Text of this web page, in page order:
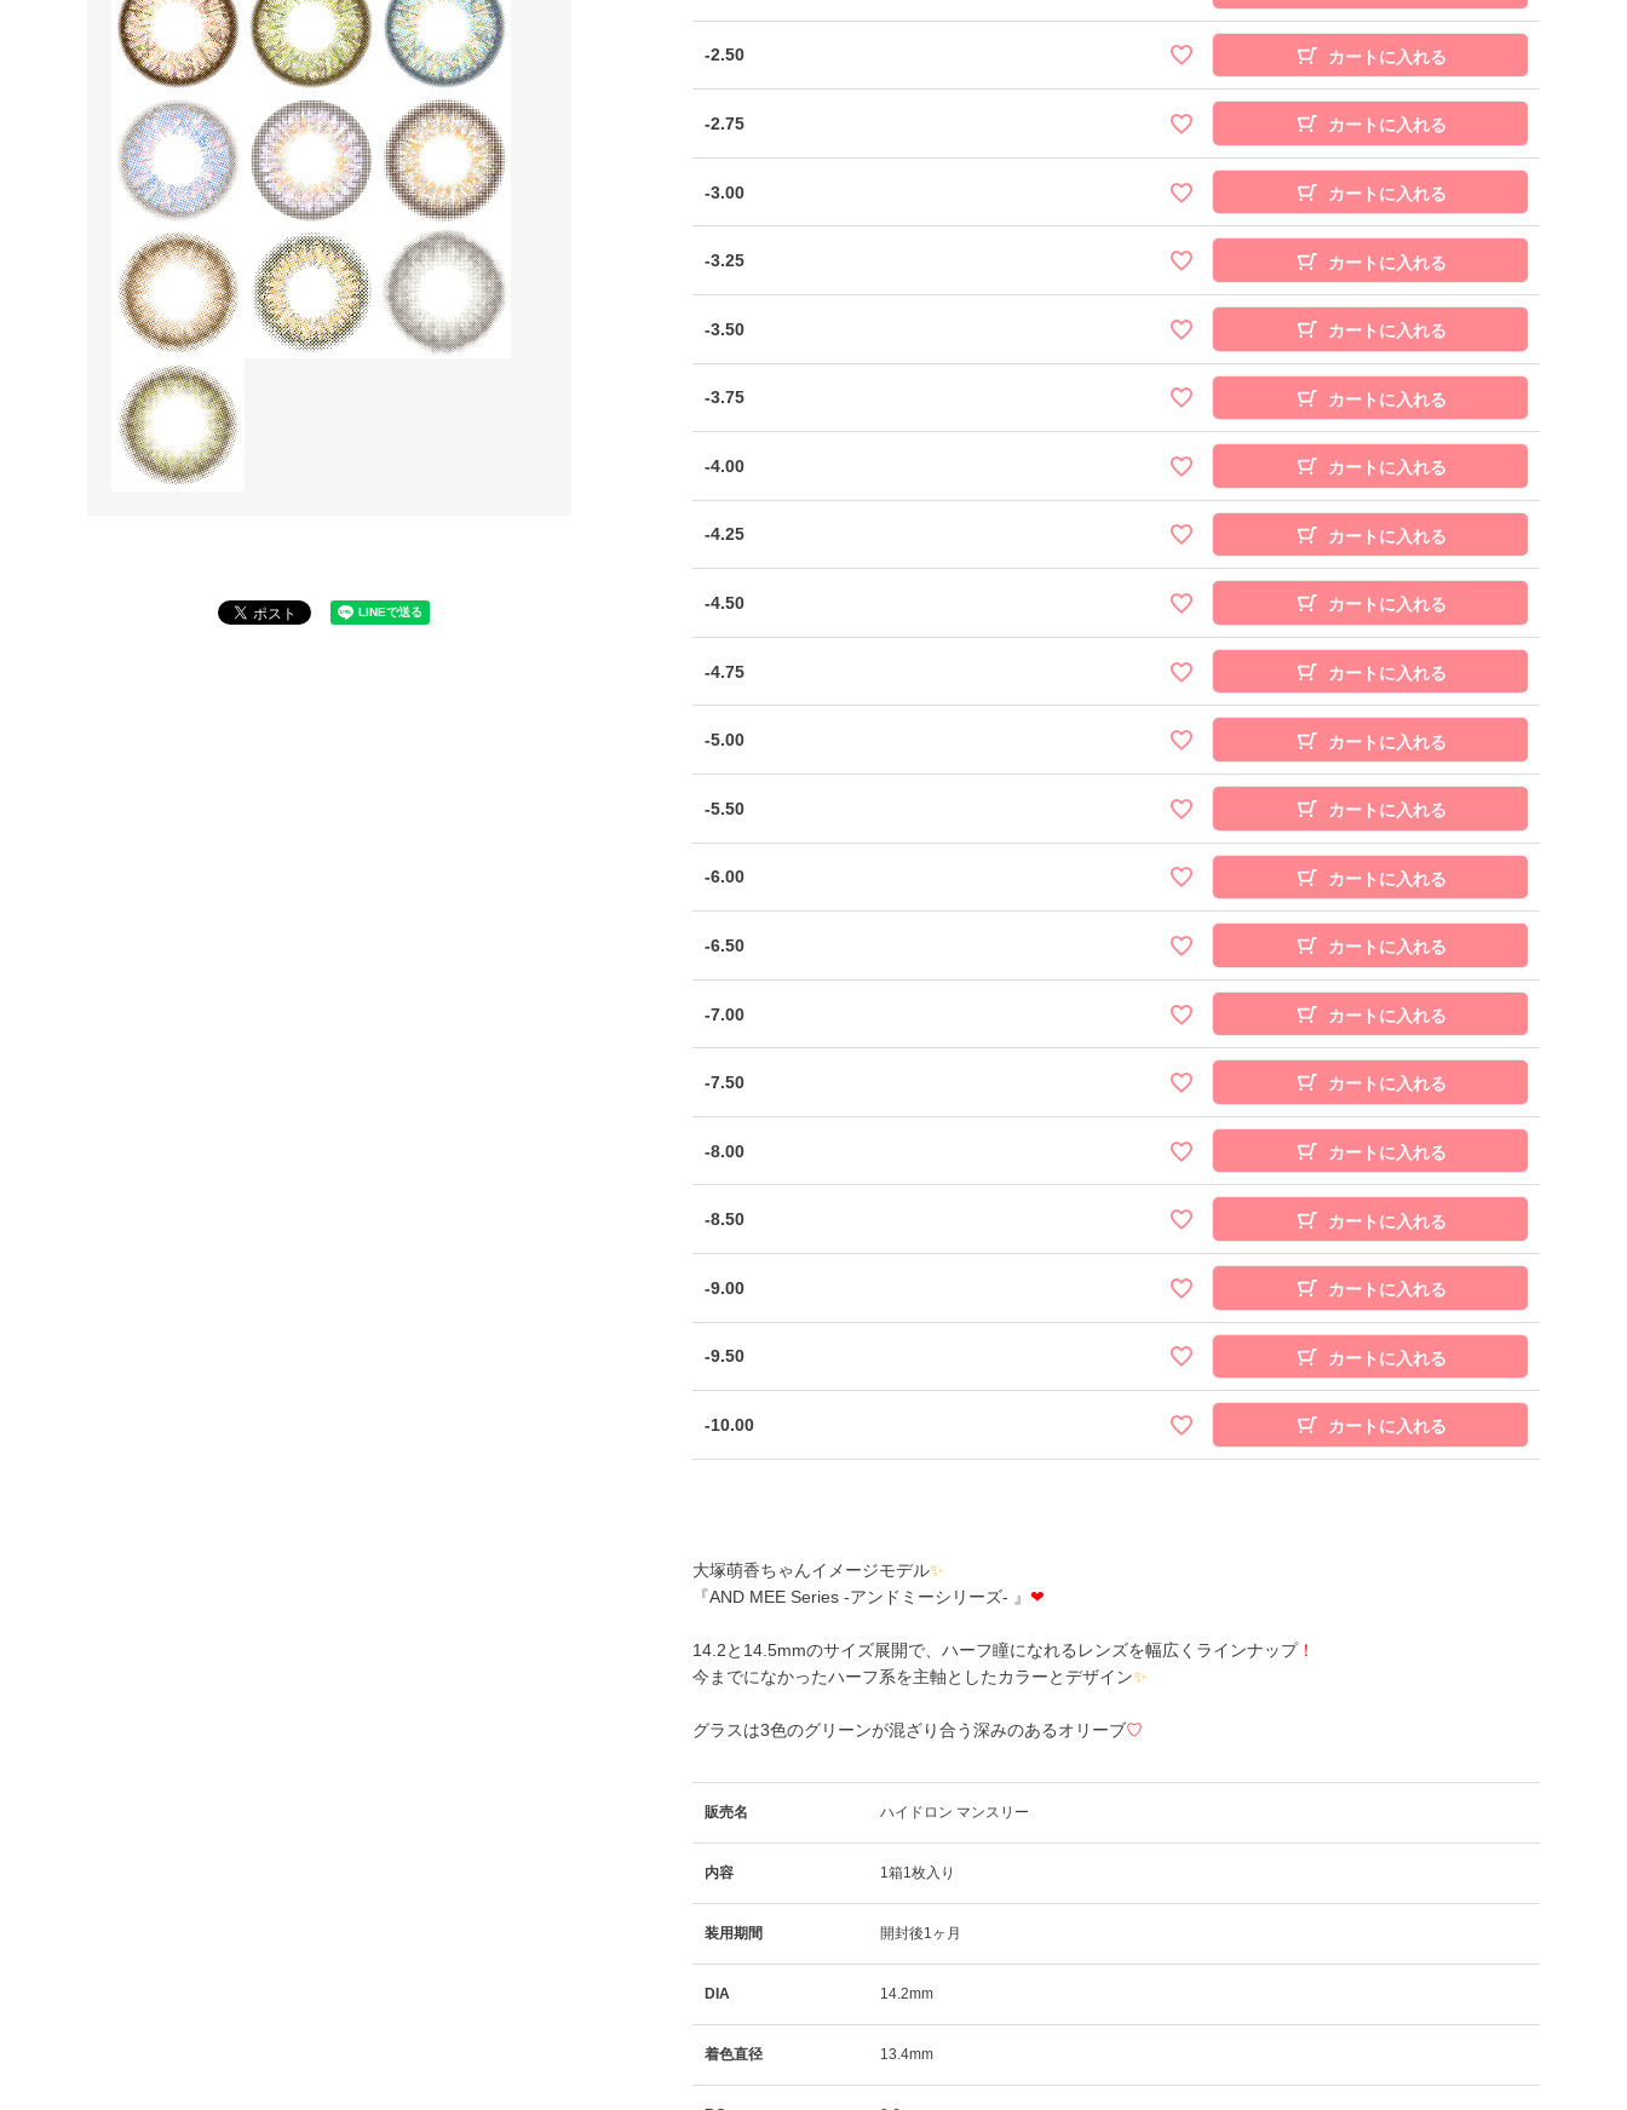
-2.50 カートに入れる
-2.75 カートに入れる
-3.00 カートに入れる
-3.25 カートに入れる
-3.50 カートに入れる
-3.75 カートに入れる
-4.00 カートに入れる
-4.25 カートに入れる
-4.50 カートに入れる
-4.75 カートに入れる
-5.00 カートに入れる
-5.50 カートに入れる
-6.00 カートに入れる
-6.50 カートに入れる
-7.00 カートに入れる
-7.50 カートに入れる
-8.00 カートに入れる
-8.50 カートに入れる
-9.00 カートに入れる
-9.50 カートに入れる
-10.00 カートに入れる
大塚萌香ちゃんイメージモデル✨
『AND MEE Series -アンドミーシリーズ- 』 ❤
14.2と14.5mmのサイズ展開で、ハーフ瞳になれるレンズを幅広くラインナップ！
今までになかったハーフ系を主軸としたカラーとデザイン✨
グラスは3色のグリーンが混ざり合う深みのあるオリーブ♡
販売名 ハイドロン マンスリー
内容 1箱1枚入り
装用期間 開封後1ヶ月
DIA 14.2mm
着色直径 13.4mm